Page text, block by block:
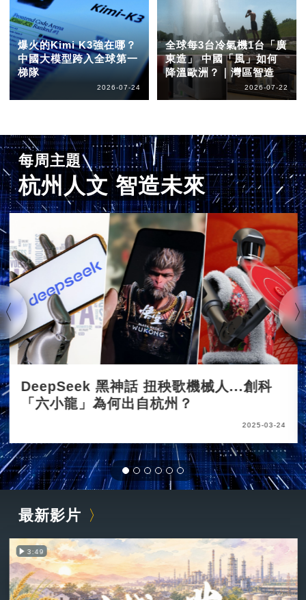
爆火的Kimi K3強在哪？
中國大模型跨入全球第一
梯隊
2026-07-24
全球每3台冷氣機1台「廣
東造」 中國「風」如何
降溫歐洲？｜灣區智造
2026-07-22
每周主題
杭州人文 智造未來
DeepSeek 黑神話 扭秧歌機械人...創科
「六小龍」為何出自杭州？
2025-03-24
最新影片
3:49